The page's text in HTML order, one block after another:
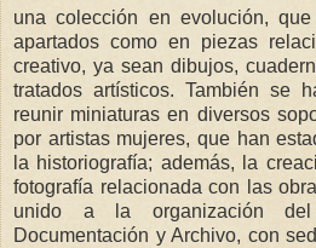
una colección en evolución,
apartados como en piezas
creativo, ya sean dibujos,
tratados artísticos. También se
reunir miniaturas en diversos
por artistas mujeres, que han
la historiografía; además, la
fotografía relacionada con las
unido a la organización
Documentación y Archivo, con